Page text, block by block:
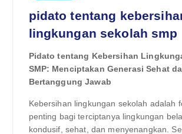
pidato tentang
lingkungan sekolah smp
Pidato tentang Kebersihan
SMP: Menciptakan Generasi Sehat
Bertanggung Jawab
Kebersihan lingkungan sekolah adalah
penting bagi terciptanya lingkungan
kondusif, sehat, dan menyenangkan.